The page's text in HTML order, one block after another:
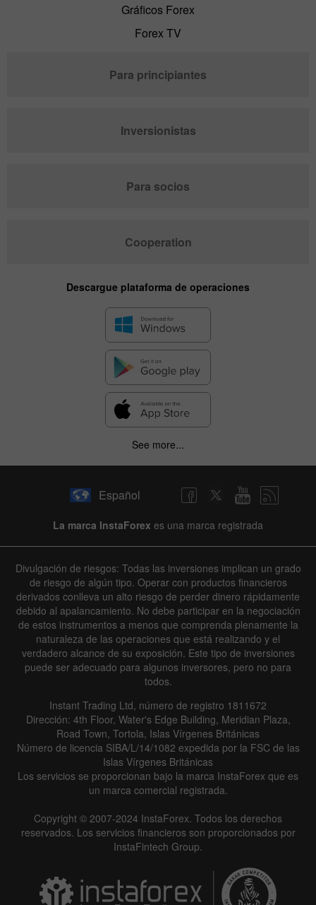
Gráficos Forex
Forex TV
Para principiantes
Inversionistas
Para socios
Cooperation
Descargue plataforma de operaciones
See more...
Español
La marca InstaForex es una marca registrada
Divulgación de riesgos: Todas las inversiones implican un grado
de riesgo de algún tipo. Operar con productos financieros
derivados conlleva un alto riesgo de perder dinero rápidamente
debido al apalancamiento. No debe participar en la negociación
de estos instrumentos a menos que comprenda plenamente la
naturaleza de las operaciones que está realizando y el
verdadero alcance de su exposición. Este tipo de inversiones
puede ser adecuado para algunos inversores, pero no para
todos.
Instant Trading Ltd, número de registro 1811672
Dirección: 4th Floor, Water's Edge Building, Meridian Plaza,
Road Town, Tortola, Islas Vírgenes Británicas
Número de licencia SIBA/L/14/1082 expedida por la FSC de las
Islas Vírgenes Británicas
Los servicios se proporcionan bajo la marca InstaForex que es
un marca comercial registrada.
Copyright © 2007-2024 InstaForex. Todos los derechos
reservados. Los servicios financieros son proporcionados por
InstaFintech Group.